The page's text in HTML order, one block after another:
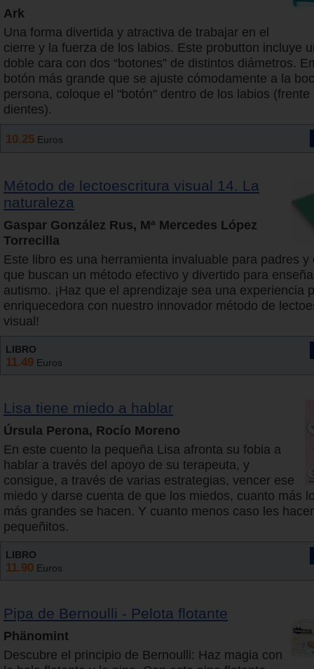
Ark
Una forma divertida y atractiva de trabajar en el
cierre y la fuerza de los labios. Este probutton incluye
doble cara con dos “botones” de distintos diámetros.
botón más grande que se ajuste cómodamente a la
persona, coloque el "botón" dentro de los labios (frente
dientes).
10.25 Euros
Método de lectoescritura visual 14. La
naturaleza
Gaspar González Rus, Mª Mercedes López
Torrecilla
Este libro es una herramienta invaluable para padres y
que buscan un método efectivo y divertido para
autismo. ¡Haz que el aprendizaje sea una experiencia
enriquecedora con nuestro innovador método de
visual!
LIBRO
11.49 Euros
Lisa tiene miedo a hablar
Úrsula Perona, Rocío Moreno
En este cuento la pequeña Lisa afronta su fobia a
hablar a través del apoyo de su terapeuta, y
consigue, a través de varias estrategias, vencer ese
miedo y darse cuenta de que los miedos, cuanto más
más grandes se hacen. Y cuanto menos caso les
pequeñitos.
LIBRO
11.90 Euros
Pipa de Bernoulli - Pelota flotante
Phänomint
Descubre el principio de Bernoulli: Haz magia con